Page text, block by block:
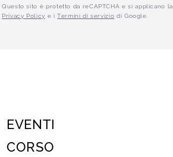
Questo sito è protetto da reCAPTCHA e si applicano la
Privacy Policy e iTermini di servizio di Google.
EVENTI
CORSO